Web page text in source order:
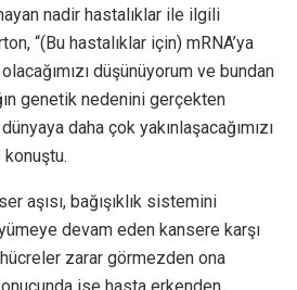
nadir hastalıklar ile ilgili
“(Bu hastalıklar için) mRNA’ya
düşünüyorum ve bundan
genetik nedenini gerçekten
daha çok yakınlaşacağımızı
aşısı, bağışıklık sistemini
devam eden kansere karşı
hücreler zarar görmezden ona